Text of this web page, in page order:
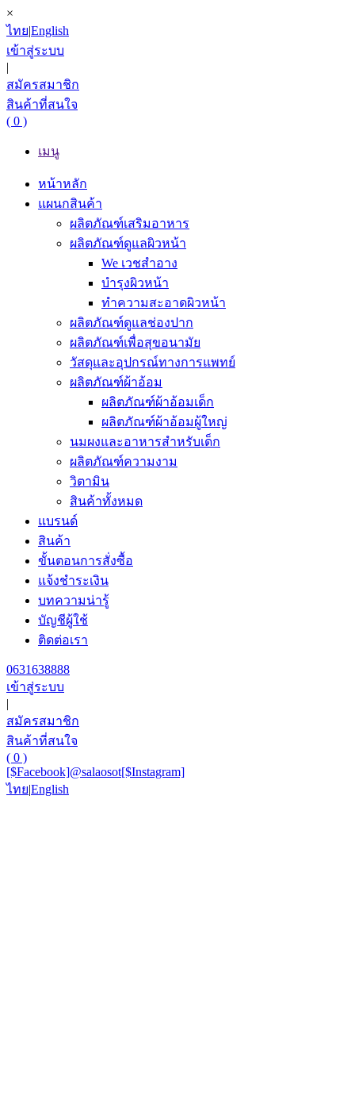
×
ไทย|English
เข้าสู่ระบบ
|
สมัครสมาชิก
สินค้าที่สนใจ
( 0 )
เมนู
หน้าหลัก
แผนกสินค้า
ผลิตภัณฑ์เสริมอาหาร
ผลิตภัณฑ์ดูแลผิวหน้า
We เวชสำอาง
บำรุงผิวหน้า
ทำความสะอาดผิวหน้า
ผลิตภัณฑ์ดูแลช่องปาก
ผลิตภัณฑ์เพื่อสุขอนามัย
วัสดุและอุปกรณ์ทางการแพทย์
ผลิตภัณฑ์ผ้าอ้อม
ผลิตภัณฑ์ผ้าอ้อมเด็ก
ผลิตภัณฑ์ผ้าอ้อมผู้ใหญ่
นมผงและอาหารสำหรับเด็ก
ผลิตภัณฑ์ความงาม
วิตามิน
สินค้าทั้งหมด
แบรนด์
สินค้า
ขั้นตอนการสั่งซื้อ
แจ้งชำระเงิน
บทความน่ารู้
บัญชีผู้ใช้
ติดต่อเรา
0631638888
เข้าสู่ระบบ
|
สมัครสมาชิก
สินค้าที่สนใจ
( 0 )
[$Facebook]@salaosot[$Instagram]
ไทย|English